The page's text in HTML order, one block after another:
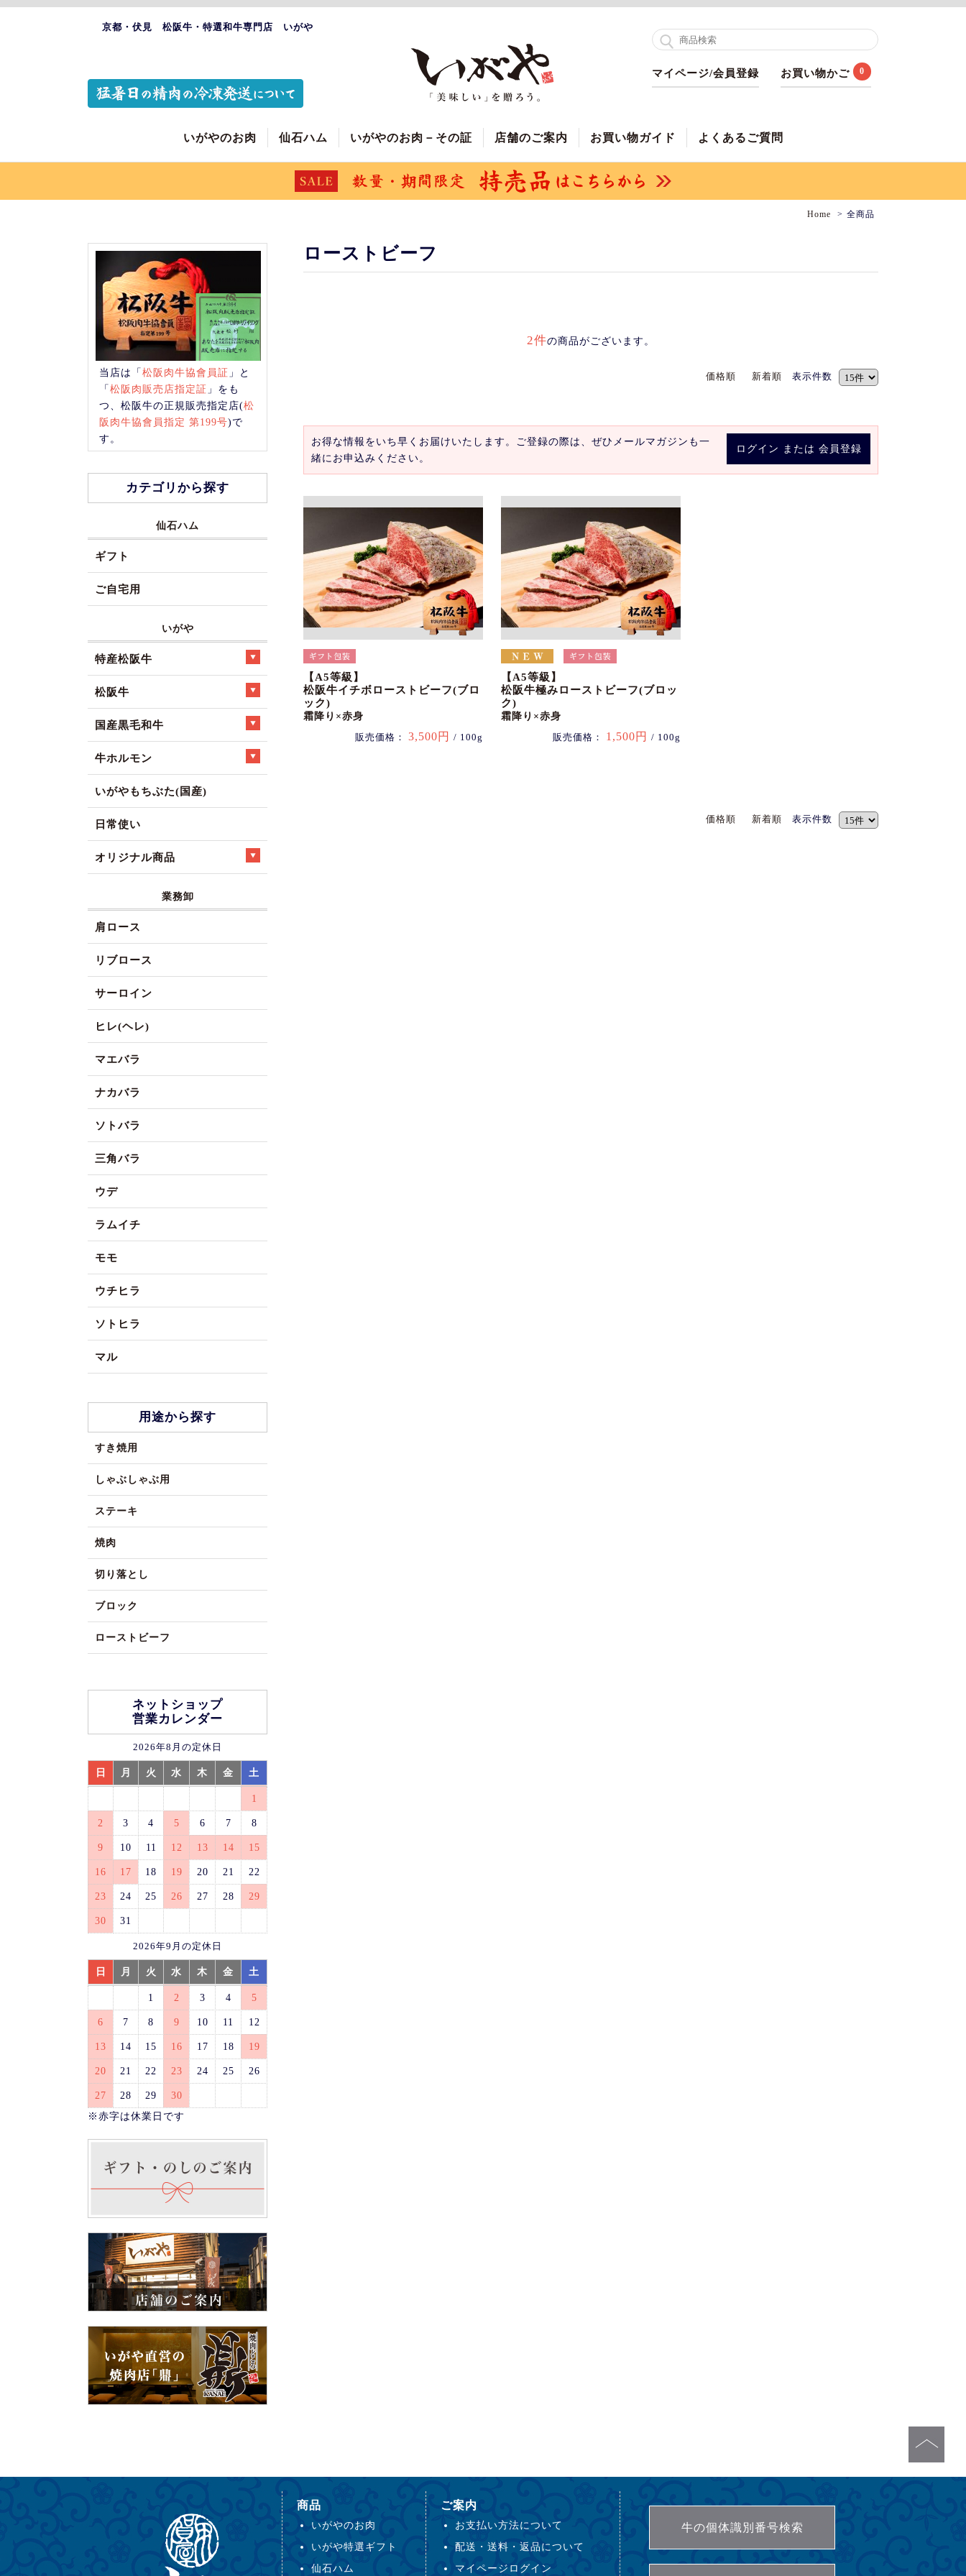
京都・伏見 松阪牛・特選和牛専門店 いがや
マイページ/会員登録 お買い物かご 0
いがやのお肉 仙石ハム いがやのお肉－その証 店舗のご案内 お買い物ガイド よくあるご質問
Home 全商品
ローストビーフ
2件の商品がございます。
価格順 新着順 表示件数
ログイン または 会員登録
お得な情報をいち早くお届けいたします。ご登録の際は、ぜひメールマガジンも一
緒にお申込みください。
【A5等級】
松阪牛イチボローストビーフ(ブロ
ック)
霜降り×赤身
販売価格： 3,500円 / 100g
【A5等級】
松阪牛極みローストビーフ(ブロッ
ク)
霜降り×赤身
販売価格： 1,500円 / 100g
価格順 新着順 表示件数
当店は「松阪肉牛協會員証 」と
「松阪肉販売店指定証 」をも
つ、松阪牛の正規販売指定店(松
阪肉牛協會員指定 第199号)で
す。
カテゴリから探す
仙石ハム
ギフト
ご自宅用
いがや
特産松阪牛
松阪牛
国産黒毛和牛
牛ホルモン
いがやもちぶた(国産)
日常使い
オリジナル商品
業務卸
肩ロース
リブロース
サーロイン
ヒレ(ヘレ)
マエバラ
ナカバラ
ソトバラ
三角バラ
ウデ
ラムイチ
モモ
ウチヒラ
ソトヒラ
マル
用途から探す
すき焼用
しゃぶしゃぶ用
ステーキ
焼肉
切り落とし
ブロック
ローストビーフ
ネットショップ
営業カレンダー
2026年8月の定休日
日 月 火 水 木 金 土
1
2 3 4 5 6 7 8
9 10 11 12 13 14 15
16 17 18 19 20 21 22
23 24 25 26 27 28 29
30 31
2026年9月の定休日
日 月 火 水 木 金 土
1 2 3 4 5
6 7 8 9 10 11 12
13 14 15 16 17 18 19
20 21 22 23 24 25 26
27 28 29
30
※赤字は休業日です
商品
いがやのお肉
いがや特選ギフト
仙石ハム
ご案内
お支払い方法について
配送・送料・返品について
マイページログイン
牛の個体識別番号検索